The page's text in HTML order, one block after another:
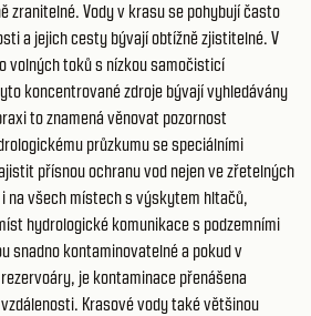
zranitelné. Vody v krasu se pohybují často
a jejich cesty bývají obtížně zjistitelné. V
volných toků s nízkou samočisticí
koncentrované zdroje bývají vyhledávány
to znamená věnovat pozornost
průzkumu se speciálními
přísnou ochranu vod nejen ve zřetelných
na všech místech s výskytem hltačů,
hydrologické komunikace s podzemními
snadno kontaminovatelné a pokud v
je kontaminace přenášena
Krasové vody také většinou